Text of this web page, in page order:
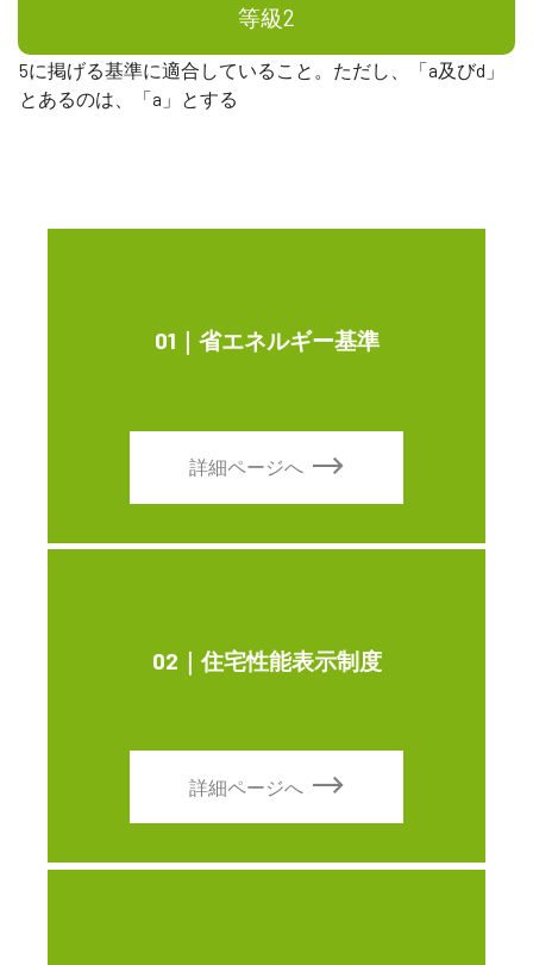
等級2
5に掲げる基準に適合していること。ただし、「a及びd」
とあるのは、「a」とする
01｜省エネルギー基準
詳細ページへ
02｜住宅性能表示制度
詳細ページへ